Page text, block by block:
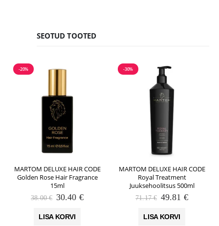
SEOTUD TOOTED
-20%
MARTOM DELUXE HAIR CODE
Golden Rose Hair Fragrance
15ml
38.00€ Algne
oli:
30.40 €Praegune
LISA KORVI
-30%
MARTOM DELUXE HAIR CODE
Royal Treatment
Juuksehoolitsus 500ml
71.17€ Algne
oli:
49.81 €
LISA KORVI